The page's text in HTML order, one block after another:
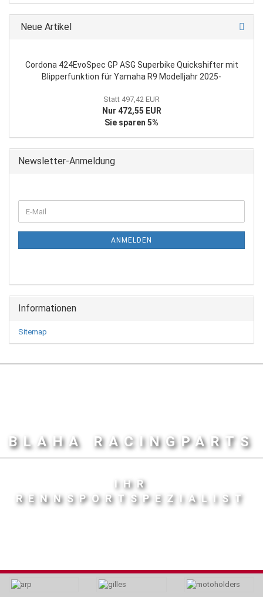
Neue Artikel
Cordona 424EvoSpec GP ASG Superbike Quickshifter mit
Blipperfunktion für Yamaha R9 Modelljahr 2025-
Statt 497,42 EUR
Nur 472,55 EUR
Sie sparen 5%
Newsletter-Anmeldung
ZUR
E-
Mail
ANMELDEN
Informationen
Sitemap
BLAHA RACINGPARTS
IHR
RENNSPORTSPEZIALIST